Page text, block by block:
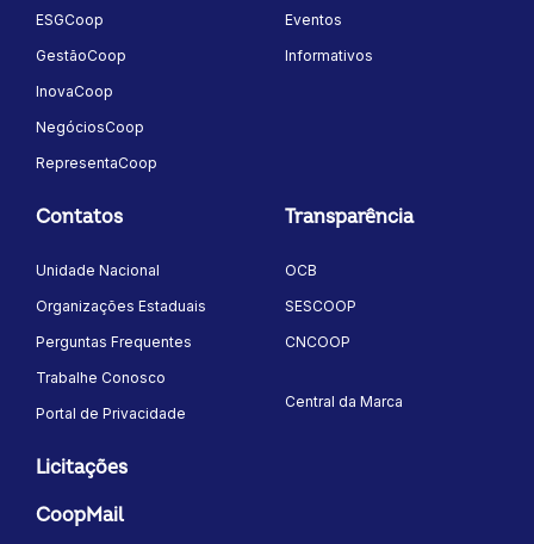
ESGCoop
GestãoCoop
InovaCoop
NegóciosCoop
RepresentaCoop
Eventos
Informativos
Contatos
Unidade Nacional
Organizações Estaduais
Perguntas Frequentes
Trabalhe Conosco
Portal de Privacidade
Transparência
OCB
SESCOOP
CNCOOP
Central da Marca
Licitações
CoopMail